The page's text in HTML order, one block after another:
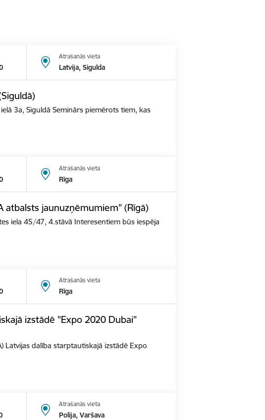
Atrašanās vieta
Latvija, Sigulda
3a, Siguldā Seminārs piemērots tiem, kas
Atrašanās vieta
Rīga
atbalsts jaunuzņēmumiem" (Rīgā)
iela 45/47, 4.stāvā Interesentiem būs iespēja
Atrašanās vieta
Rīga
izstādē "Expo 2020 Dubai"
Latvijas dalība starptautiskajā izstādē Expo
Atrašanās vieta
Polija, Varšava